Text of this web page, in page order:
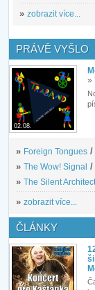
» zobrazit více...
PRÁVĚ VYŠLO
02.08.
»
» Foreign Tongues /
» The Wow! Signal /
» The Silent Architect
» zobrazit více...
ČLÁNKY